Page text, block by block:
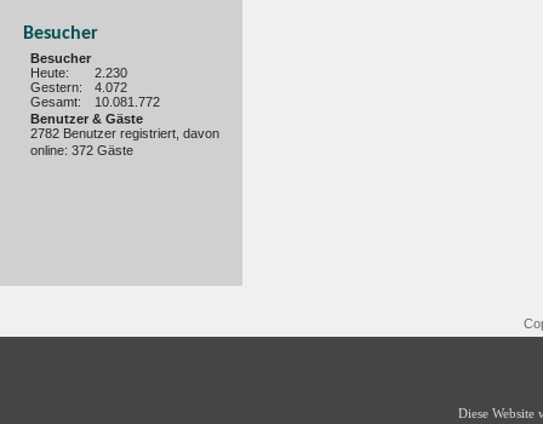
Besucher
Besucher
Heute:
2.230
Gestern:
4.072
Gesamt:
10.081.772
Benutzer & Gäste
2782 Benutzer registriert, davon
online: 372 Gäste
Diese Website